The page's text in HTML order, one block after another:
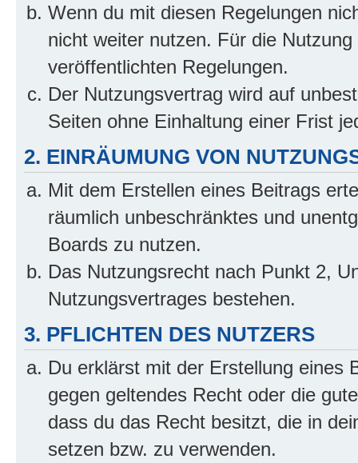
Wenn du mit diesen Regelungen
nicht weiter nutzen. Für die
veröffentlichten Regelungen.
Der Nutzungsvertrag wird auf
Seiten ohne Einhaltung einer Frist
2. EINRÄUMUNG VON
Mit dem Erstellen eines Beitrags
räumlich unbeschränktes und
Boards zu nutzen.
Das Nutzungsrecht nach Punkt 2,
Nutzungsvertrages bestehen.
3. PFLICHTEN DES NUTZERS
Du erklärst mit der Erstellung eines
gegen geltendes Recht oder die
dass du das Recht besitzt, die in
setzen bzw. zu verwenden.